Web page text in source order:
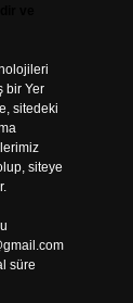
bir Yer
sitedeki
siteye
süre